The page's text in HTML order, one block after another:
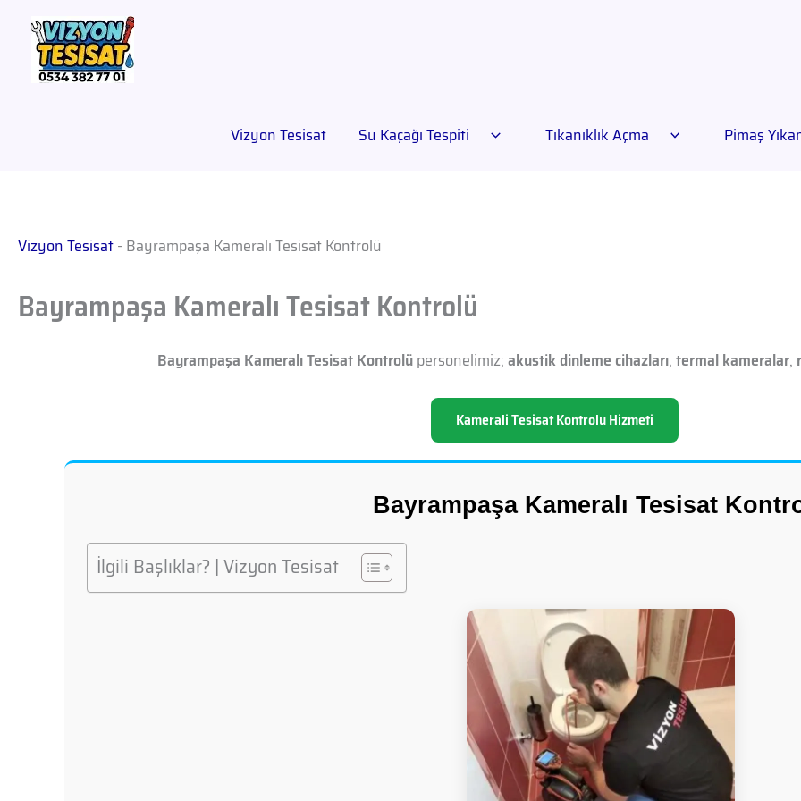
Vizyon Tesisat Su Kaçağı Tespiti Tıkanıklık Açma Pimaş
Vizyon Tesisat- Bayrampaşa Kameralı Tesisat Kontrolü
Bayrampaşa Kameralı Tesisat Kontrolü
Bayrampaşa Kameralı Tesisat Kontrolüpersonelimiz;akustik dinleme cihazları,termal kameralar,
Kamerali Tesisat Kontrolu Hizmeti
Bayrampaşa Kameralı Tesisat
İlgili Başlıklar? | Vizyon Tesisat